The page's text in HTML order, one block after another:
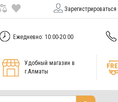
Зарегистрироваться
Ежедневно: 10:00-20:00
Удобный магазин в
г.Алматы